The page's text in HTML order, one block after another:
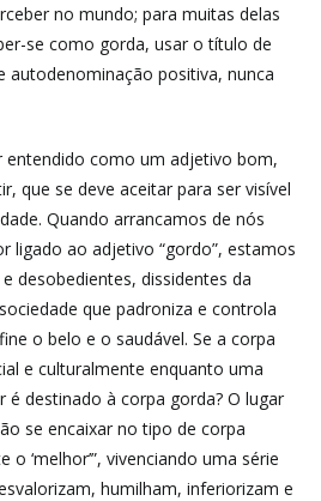
no mundo; para muitas delas
se como gorda, usar o título de
autodenominação positiva, nunca
entendido como um adjetivo bom,
que se deve aceitar para ser visível
Quando arrancamos de nós
ligado ao adjetivo “gordo”, estamos
desobedientes, dissidentes da
que padroniza e controla
o belo e o saudável. Se a corpa
e culturalmente enquanto uma
é destinado à corpa gorda? O lugar
se encaixar no tipo de corpa
‘melhor’”, vivenciando uma série
humilham, inferiorizam e